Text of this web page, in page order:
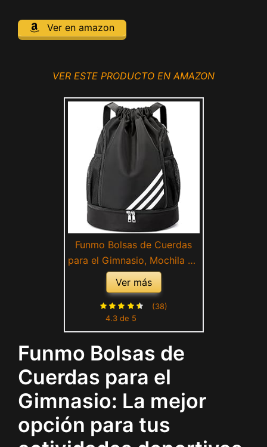
Ver en amazon
VER ESTE PRODUCTO EN AMAZON
Funmo Bolsas de Cuerdas
para el Gimnasio, Mochila de
Cordón, Bolsas de Cuerdas,
Repelente al Agua Bolsa de
Natación de Nylon
Estudiantes Escuela Mochila
Compras Deporte Yoga
Ver más
4.3 de 5
(38)
Funmo Bolsas de
Cuerdas para el
Gimnasio: La mejor
opción para tus